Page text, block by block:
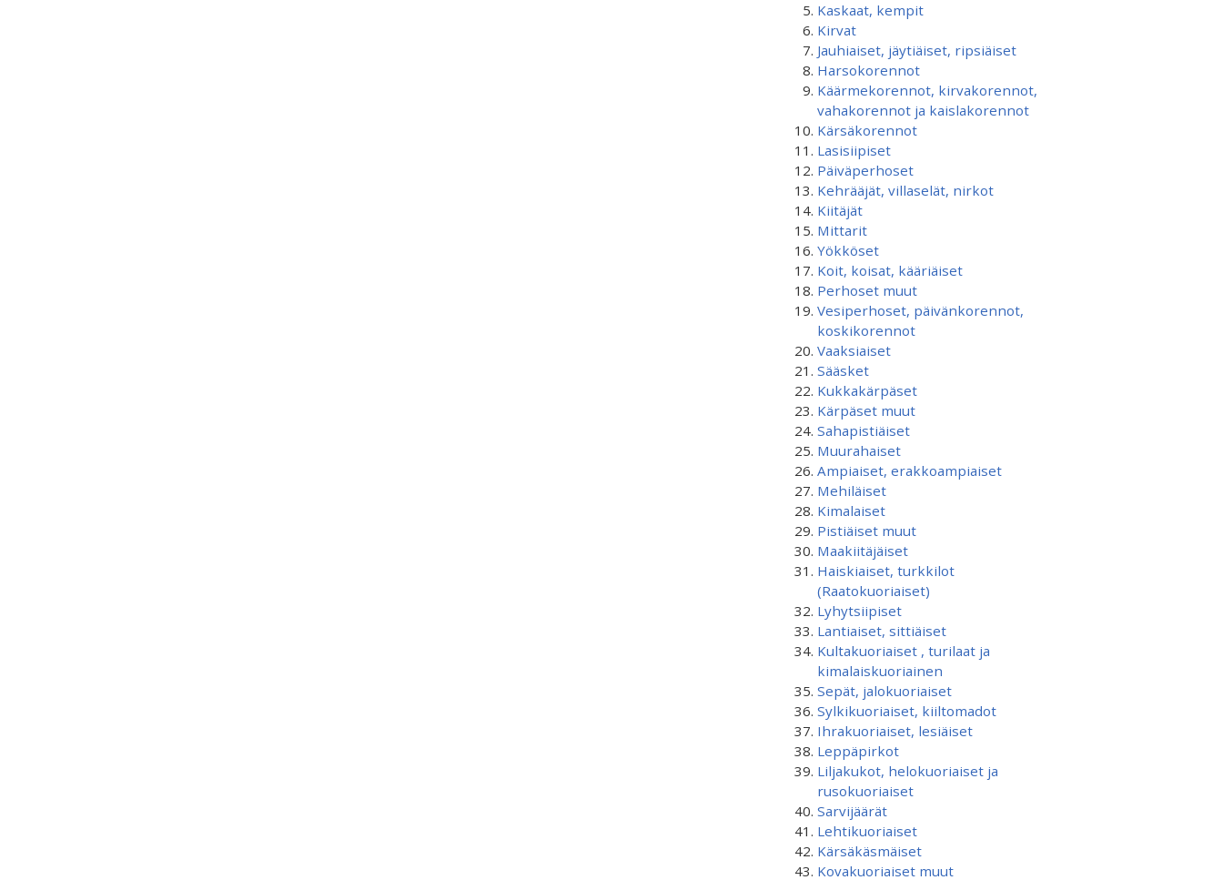
Kaskaat, kempit
Kirvat
Jauhiaiset, jäytiäiset, ripsiäiset
Harsokorennot
Käärmekorennot, kirvakorennot,
vahakorennot ja kaislakorennot
Kärsäkorennot
Lasisiipiset
Päiväperhoset
Kehrääjät, villaselät, nirkot
Kiitäjät
Mittarit
Yökköset
Koit, koisat, kääriäiset
Perhoset muut
Vesiperhoset, päivänkorennot,
koskikorennot
Vaaksiaiset
Sääsket
Kukkakärpäset
Kärpäset muut
Sahapistiäiset
Muurahaiset
Ampiaiset, erakkoampiaiset
Mehiläiset
Kimalaiset
Pistiäiset muut
Maakiitäjäiset
Haiskiaiset, turkkilot
(Raatokuoriaiset)
Lyhytsiipiset
Lantiaiset, sittiäiset
Kultakuoriaiset , turilaat ja
kimalaiskuoriainen
Sepät, jalokuoriaiset
Sylkikuoriaiset, kiiltomadot
Ihrakuoriaiset, lesiäiset
Leppäpirkot
Liljakukot, helokuoriaiset ja
rusokuoriaiset
Sarvijäärät
Lehtikuoriaiset
Kärsäkäsmäiset
Kovakuoriaiset muut